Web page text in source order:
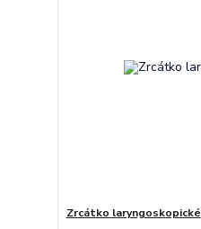
Zrcátko laryngoskopické